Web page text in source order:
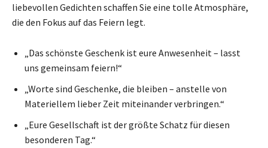
liebevollen Gedichten schaffen Sie eine tolle Atmosphäre,
die den Fokus auf das Feiern legt.
„Das schönste Geschenk ist eure Anwesenheit – lasst
uns gemeinsam feiern!“
„Worte sind Geschenke, die bleiben – anstelle von
Materiellem lieber Zeit miteinander verbringen.“
„Eure Gesellschaft ist der größte Schatz für diesen
besonderen Tag.“